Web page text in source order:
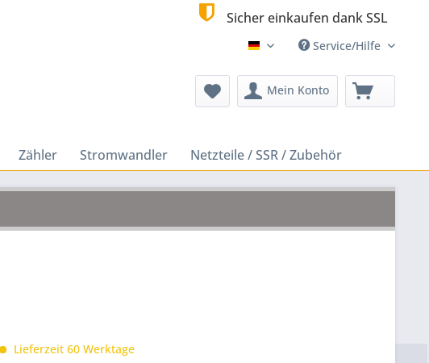
Sicher einkaufen dank SSL
Deutsch Service/Hilfe
Mein Konto
Zähler Stromwandler Netzteile / SSR / Zubehör
Lieferzeit 60 Werktage